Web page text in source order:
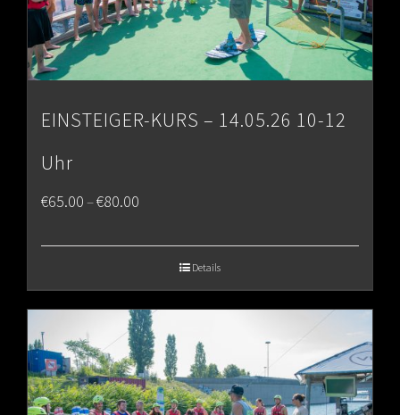
EINSTEIGER-KURS – 14.05.26 10-12
Uhr
€65.00–€80.00
€80.00
Details